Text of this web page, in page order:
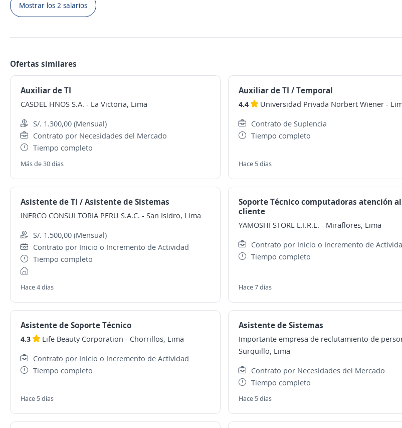
Mostrar los 2 salarios
Ofertas similares
Auxiliar de TI
CASDEL HNOS S.A. - La Victoria, Lima
S/. 1.300,00 (Mensual)
Contrato por Necesidades del Mercado
Tiempo completo
Más de 30 días
Auxiliar de TI / Temporal
4.4 Universidad Privada Norbert Wiener -
Contrato de Suplencia
Tiempo completo
Hace 5 días
Asistente de TI / Asistente de Sistemas
INERCO CONSULTORIA PERU S.A.C. - San Isidro, Lima
S/. 1.500,00 (Mensual)
Contrato por Inicio o Incremento de Actividad
Tiempo completo
Hace 4 días
Soporte Técnico computadoras atención al
cliente
YAMOSHI STORE E.I.R.L. - Miraflores, Lima
Contrato por Inicio o Incremento de
Tiempo completo
Hace 7 días
Asistente de Soporte Técnico
4.3 Life Beauty Corporation - Chorrillos, Lima
Contrato por Inicio o Incremento de Actividad
Tiempo completo
Hace 5 días
Asistente de Sistemas
Importante empresa de reclutamiento de
Surquillo, Lima
Contrato por Necesidades del Mercado
Tiempo completo
Hace 5 días